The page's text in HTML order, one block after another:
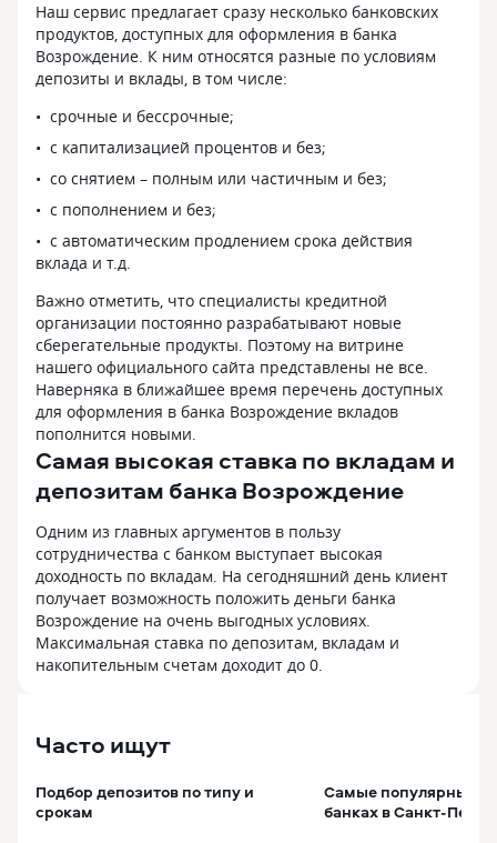
Наш сервис предлагает сразу несколько банковских
продуктов, доступных для оформления в банка
Возрождение. К ним относятся разные по условиям
депозиты и вклады, в том числе:
срочные и бессрочные;
с капитализацией процентов и без;
со снятием – полным или частичным и без;
с пополнением и без;
с автоматическим продлением срока действия
вклада и т.д.
Важно отметить, что специалисты кредитной
организации постоянно разрабатывают новые
сберегательные продукты. Поэтому на витрине
нашего официального сайта представлены не все.
Наверняка в ближайшее время перечень доступных
для оформления в банка Возрождение вкладов
пополнится новыми.
Самая высокая ставка по вкладам и
депозитам банка Возрождение
Одним из главных аргументов в пользу
сотрудничества с банком выступает высокая
доходность по вкладам. На сегодняшний день клиент
получает возможность положить деньги банка
Возрождение на очень выгодных условиях.
Максимальная ставка по депозитам, вкладам и
накопительным счетам доходит до 0.
Часто ищут
Подбор депозитов по типу и
срокам
Самые популярные
банках в Санкт-